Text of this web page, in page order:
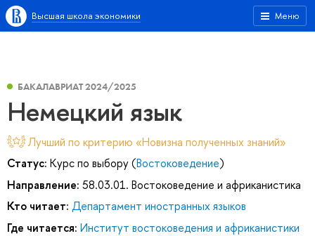
Меню
Высшая школа экономики
БАКАЛАВРИАТ 2024/2025
Немецкий язык
Лучший по критерию «Новизна полученных знаний»
Статус: Курс по выбору (Востоковедение)
Направление: 58.03.01. Востоковедение и африканистика
Кто читает: Департамент иностранных языков
Где читается: Институт востоковедения и африканистики